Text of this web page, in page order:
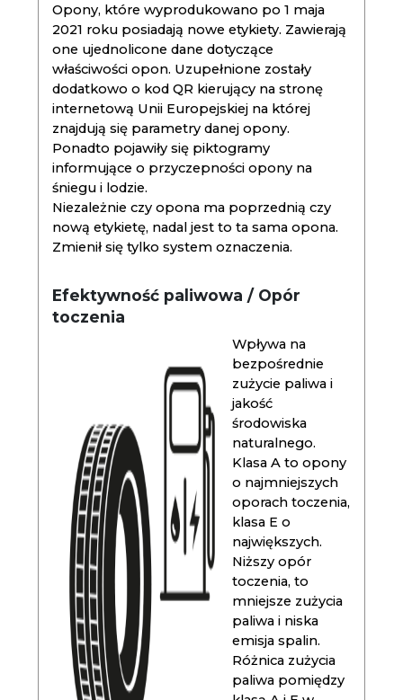
Opony, które wyprodukowano po 1 maja
2021 roku posiadają nowe etykiety. Zawierają
one ujednolicone dane dotyczące
właściwości opon. Uzupełnione zostały
dodatkowo o kod QR kierujący na stronę
internetową Unii Europejskiej na której
znajdują się parametry danej opony.
Ponadto pojawiły się piktogramy
informujące o przyczepności opony na
śniegu i lodzie.
Niezależnie czy opona ma poprzednią czy
nową etykietę, nadal jest to ta sama opona.
Zmienił się tylko system oznaczenia.
Efektywność paliwowa / Opór
toczenia
Wpływa na
bezpośrednie
zużycie paliwa i
jakość
środowiska
naturalnego.
Klasa A to opony
o najmniejszych
oporach toczenia,
klasa E o
największych.
Niższy opór
toczenia, to
mniejsze zużycia
paliwa i niska
emisja spalin.
Różnica zużycia
paliwa pomiędzy